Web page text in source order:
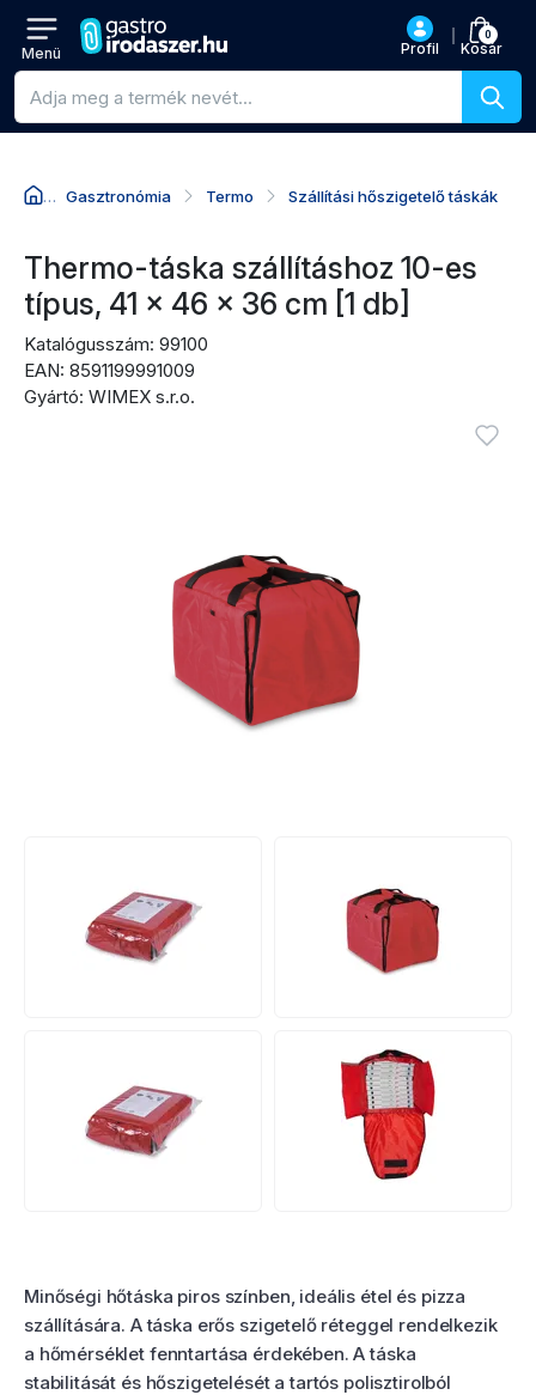
Menü Profil
0
Kosár
Termékkeresés
Gasztronómia Termo Szállítási hőszigetelő táskák
Ugrás a termék nevéhez
Ugrás az árhoz
Ugrás a vásárlási akciókhoz
Ugrás az értékelésekhez
Thermo-táska szállításhoz 10-es
típus, 41 x 46 x 36 cm [1 db]
Katalógusszám: 99100
EAN: 8591199991009
Gyártó: WIMEX s.r.o.
Minőségi hőtáska piros színben, ideális étel és pizza
szállítására. A táska erős szigetelő réteggel rendelkezik
a hőmérséklet fenntartása érdekében. A táska
stabilitását és hőszigetelését a tartós polisztirolból